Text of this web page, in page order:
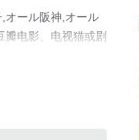
オール阪神,オール
瓣电影、电视猫或剧